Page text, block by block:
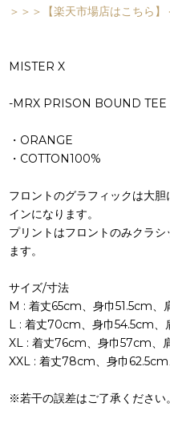
＞＞＞【楽天市場店はこちら】
MISTER X
-MRX PRISON BOUND TEE
・ORANGE
・COTTON100%
フロントのグラフィックは大
インになります。
プリントはフロントのみクラ
ます。
サイズ/寸法
M : 着丈65cm、身巾51.5cm
L : 着丈70cm、身巾54.5cm
XL : 着丈76cm、身巾57cm、
XXL : 着丈78cm、身巾
※若干の誤差はご了承ください。